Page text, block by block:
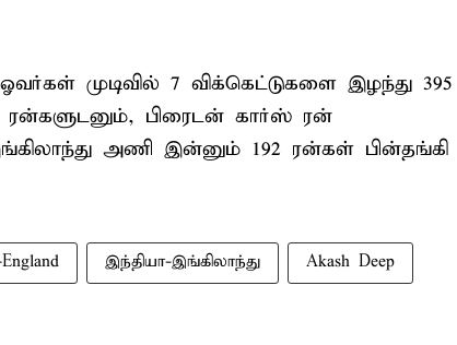
முடிவில் 7 விக்கெட்டுகளை இழந்து 395
ரன்களுடனும், பிரைடன் கார்ஸ் ரன்
அணி இன்னும் 192 ரன்கள் பின்தங்கி
இந்தியா-இங்கிலாந்து Akash Deep